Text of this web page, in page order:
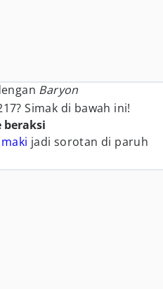
Baryon
Simak di bawah ini!
beraksi
jadi sorotan di paruh